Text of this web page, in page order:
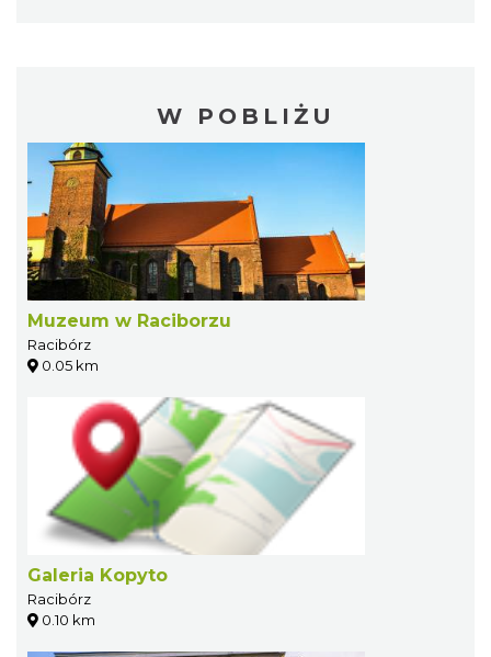
W POBLIŻU
Muzeum w Raciborzu
Racibórz
0.05 km
Galeria Kopyto
Racibórz
0.10 km